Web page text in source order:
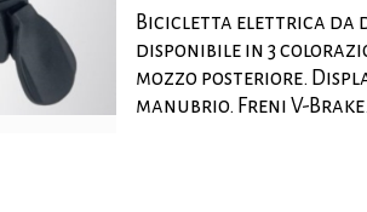
Bicicletta elettrica da
disponibile in 3
mozzo posteriore.
manubrio. Freni V-